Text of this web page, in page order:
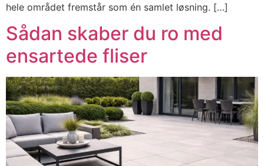
hele området fremstår som én samlet løsning. […]
Sådan skaber du ro med
ensartede fliser